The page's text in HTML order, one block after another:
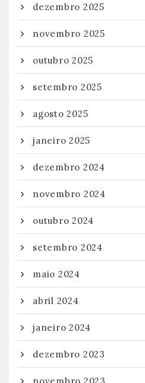
dezembro 2025
novembro 2025
outubro 2025
setembro 2025
agosto 2025
janeiro 2025
dezembro 2024
novembro 2024
outubro 2024
setembro 2024
maio 2024
abril 2024
janeiro 2024
dezembro 2023